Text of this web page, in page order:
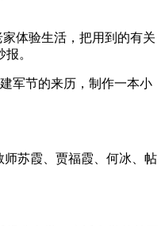
体验生活，把用到的有关
。
军节的来历，制作一本小
苏霞、贾福霞、何冰、帖